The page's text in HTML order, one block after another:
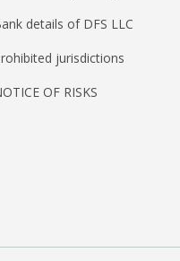
details of DFS LLC
jurisdictions
OF RISKS